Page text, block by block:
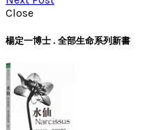
Close
楊定一博士 . 全部生命系列新書